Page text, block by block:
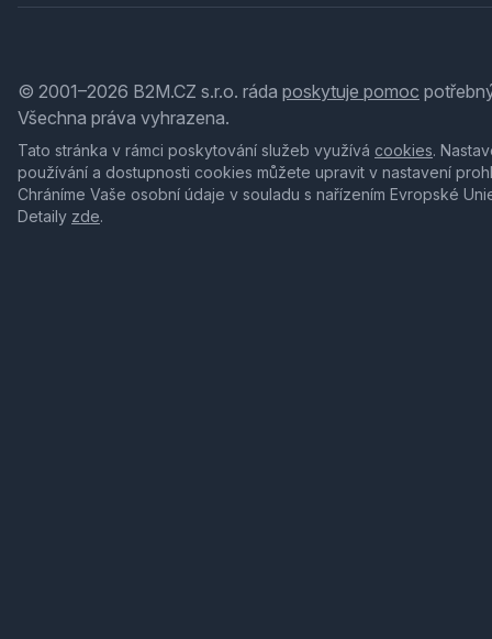
© 2001–2026 B2M.CZ s.r.o. ráda poskytuje pomoc
Všechna práva vyhrazena.
Tato stránka v rámci poskytování služeb využívá cookies.
používání a dostupnosti cookies můžete upravit v nastavení
Chráníme Vaše osobní údaje v souladu s nařízením Evropské
Detaily zde.